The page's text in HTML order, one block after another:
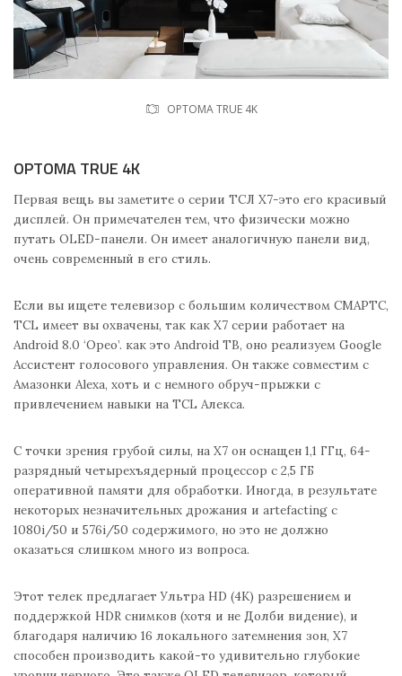
OPTOMA TRUE 4K
OPTOMA TRUE 4K
Первая вещь вы заметите о серии ТСЛ X7-это его красивый
дисплей. Он примечателен тем, что физически можно
путать OLED-панели. Он имеет аналогичную панели вид,
очень современный в его стиль.
Если вы ищете телевизор с большим количеством СМАРТС,
TCL имеет вы охвачены, так как Х7 серии работает на
Android 8.0 ‘Орео’. как это Android ТВ, оно реализуем Google
Ассистент голосового управления. Он также совместим с
Амазонки Alexa, хоть и с немного обруч-прыжки с
привлечением навыки на TCL Алекса.
С точки зрения грубой силы, на Х7 он оснащен 1,1 ГГц, 64-
разрядный четырехъядерный процессор с 2,5 ГБ
оперативной памяти для обработки. Иногда, в результате
некоторых незначительных дрожания и artefacting с
1080i/50 и 576i/50 содержимого, но это не должно
оказаться слишком много из вопроса.
Этот телек предлагает Ультра HD (4К) разрешением и
поддержкой HDR снимков (хотя и не Долби видение), и
благодаря наличию 16 локального затемнения зон, Х7
способен производить какой-то удивительно глубокие